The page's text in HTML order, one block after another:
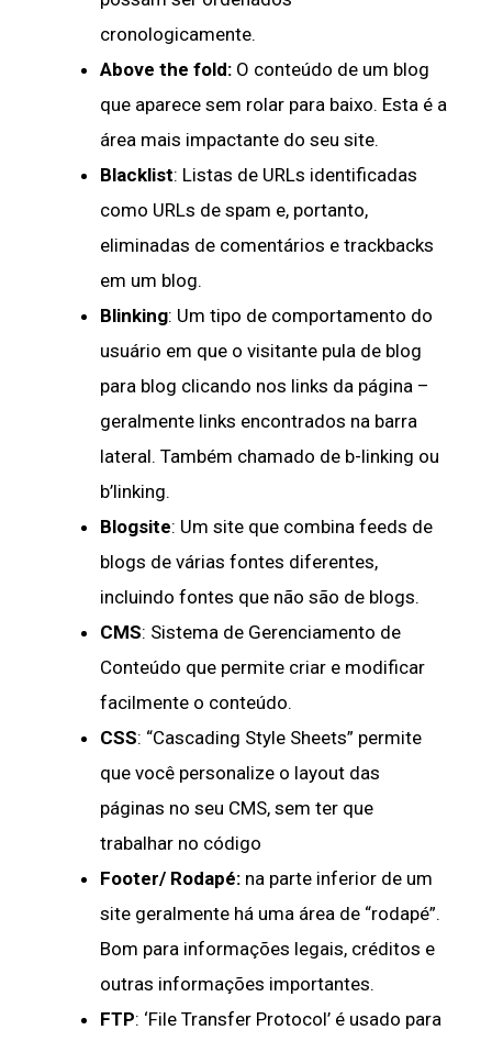
cronologicamente.
Above the fold: O conteúdo de um blog
que aparece sem rolar para baixo. Esta é a
área mais impactante do seu site.
Blacklist: Listas de URLs identificadas
como URLs de spam e, portanto,
eliminadas de comentários e trackbacks
em um blog.
Blinking: Um tipo de comportamento do
usuário em que o visitante pula de blog
para blog clicando nos links da página –
geralmente links encontrados na barra
lateral. Também chamado de b-linking ou
b’linking.
Blogsite: Um site que combina feeds de
blogs de várias fontes diferentes,
incluindo fontes que não são de blogs.
CMS: Sistema de Gerenciamento de
Conteúdo que permite criar e modificar
facilmente o conteúdo.
CSS: “Cascading Style Sheets” permite
que você personalize o layout das
páginas no seu CMS, sem ter que
trabalhar no código
Footer/ Rodapé: na parte inferior de um
site geralmente há uma área de “rodapé”.
Bom para informações legais, créditos e
outras informações importantes.
FTP: ‘File Transfer Protocol’ é usado para